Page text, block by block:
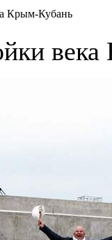
Крым-Кубань